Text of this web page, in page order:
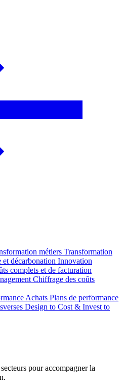
métiers Transformation
décarbonation Innovation
complets et de facturation
Chiffrage des coûts
Achats Plans de performance
Design to Cost & Invest to
pour accompagner la